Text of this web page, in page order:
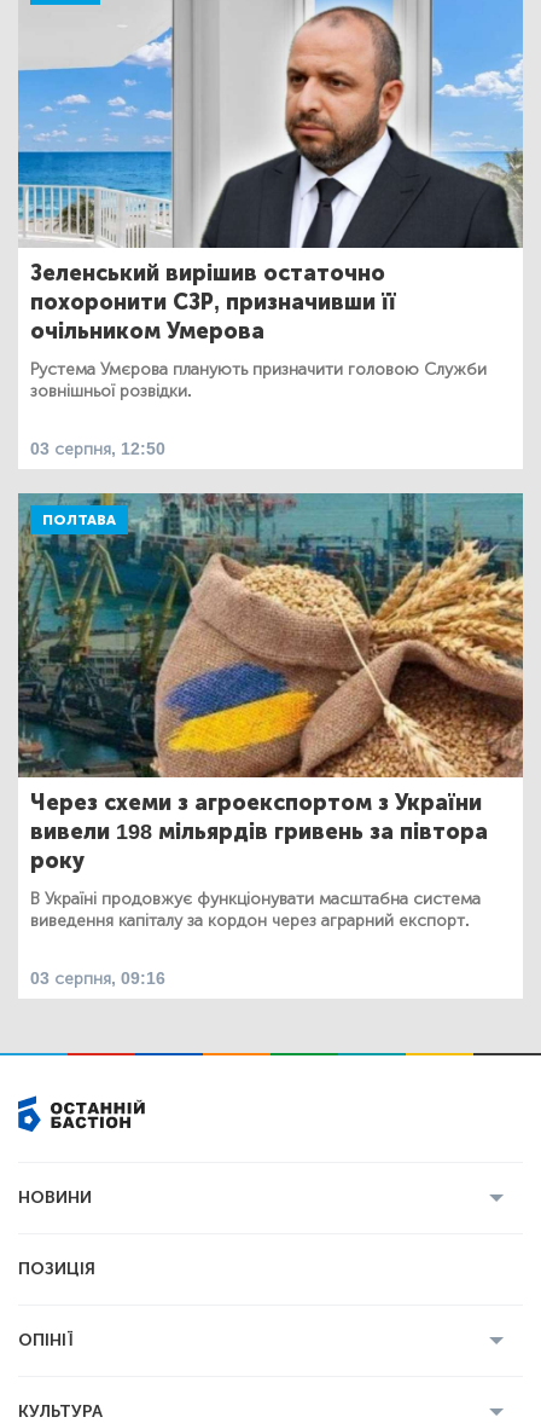
Зеленський вирішив остаточно
похоронити СЗР, призначивши її
очільником Умерова
Рустема Умєрова планують призначити головою Служби
зовнішньої розвідки.
03 серпня, 12:50
ПОЛТАВА
Через схеми з агроекспортом з України
вивели 198 мільярдів гривень за півтора
року
В Україні продовжує функціонувати масштабна система
виведення капіталу за кордон через аграрний експорт.
03 серпня, 09:16
НОВИНИ
Економіка
ПОЗИЦІЯ
ОПІНІЇ
КУЛЬТУРА